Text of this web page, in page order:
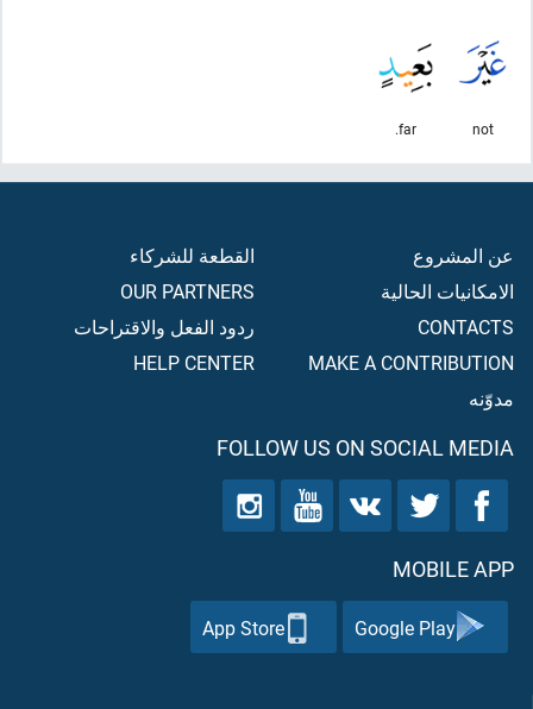
not
far.
عن المشروع
الامكانيات الحالية
CONTACTS
MAKE A CONTRIBUTION
مدوّنه
القطعة للشركاء
OUR PARTNERS
ردود الفعل والاقتراحات
HELP CENTER
FOLLOW US ON SOCIAL MEDIA
MOBILE APP
Google Play
App Store